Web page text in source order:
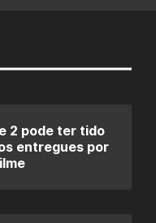
2 pode ter tido
entregues por